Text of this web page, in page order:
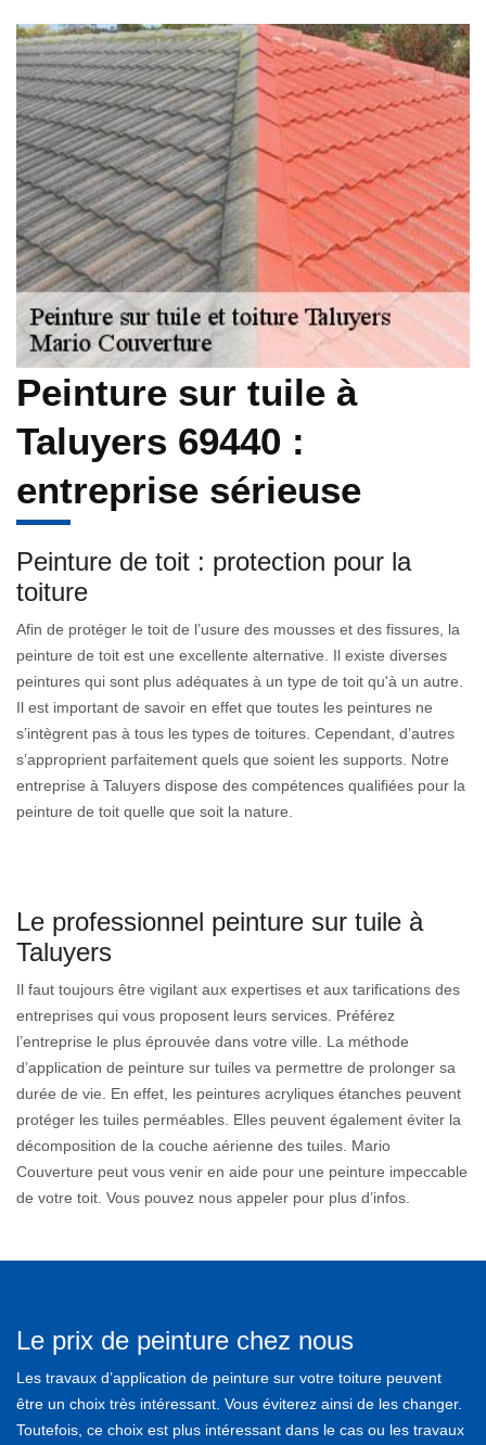
Peinture sur tuile à
Taluyers 69440 :
entreprise sérieuse
Peinture de toit : protection pour la
toiture
Afin de protéger le toit de l’usure des mousses et des fissures, la
peinture de toit est une excellente alternative. Il existe diverses
peintures qui sont plus adéquates à un type de toit qu'à un autre.
Il est important de savoir en effet que toutes les peintures ne
s’intègrent pas à tous les types de toitures. Cependant, d’autres
s’approprient parfaitement quels que soient les supports. Notre
entreprise à Taluyers dispose des compétences qualifiées pour la
peinture de toit quelle que soit la nature.
Le professionnel peinture sur tuile à
Taluyers
Il faut toujours être vigilant aux expertises et aux tarifications des
entreprises qui vous proposent leurs services. Préférez
l’entreprise le plus éprouvée dans votre ville. La méthode
d’application de peinture sur tuiles va permettre de prolonger sa
durée de vie. En effet, les peintures acryliques étanches peuvent
protéger les tuiles perméables. Elles peuvent également éviter la
décomposition de la couche aérienne des tuiles. Mario
Couverture peut vous venir en aide pour une peinture impeccable
de votre toit. Vous pouvez nous appeler pour plus d’infos.
Le prix de peinture chez nous
Les travaux d’application de peinture sur votre toiture peuvent
être un choix très intéressant. Vous éviterez ainsi de les changer.
Toutefois, ce choix est plus intéressant dans le cas ou les travaux